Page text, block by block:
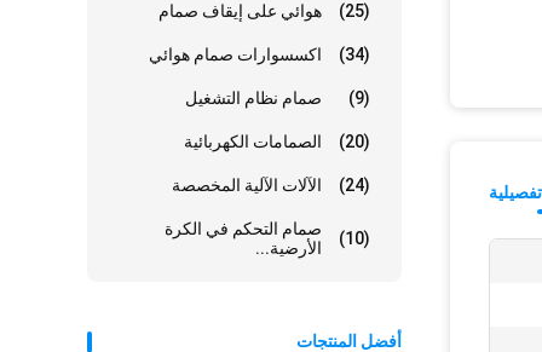
هوائي على إيقاف صمام (25)
اكسسوارات صمام هوائي (34)
صمام نظام التشغيل (9)
الصمامات الكهربائية (20)
الآلات الآلية المخصصة (24)
صمام التحكم في الكرة
الأرضية...
(10)
أفضل المنتجات